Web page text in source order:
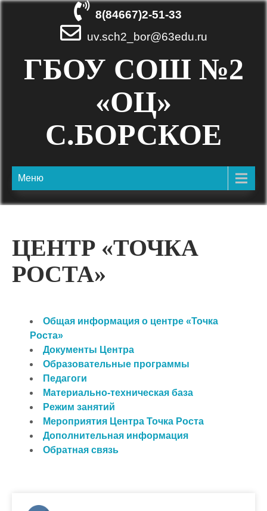
8(84667)2-51-33
uv.sch2_bor@63edu.ru
ГБОУ СОШ №2
«ОЦ»
С.БОРСКОЕ
Меню
ЦЕНТР «ТОЧКА
РОСТА»
Общая информация о центре «Точка
Роста»
Документы Центра
Образовательные программы
Педагоги
Материально-техническая база
Режим занятий
Мероприятия Центра Точка Роста
Дополнительная информация
Обратная связь